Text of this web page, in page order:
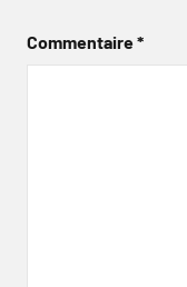
Commentaire*